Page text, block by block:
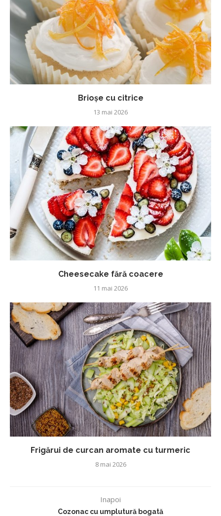
Brioșe cu citrice
13 mai 2026
Cheesecake fără coacere
11 mai 2026
Frigărui de curcan aromate cu turmeric
8 mai 2026
Inapoi
Cozonac cu umplutură bogată